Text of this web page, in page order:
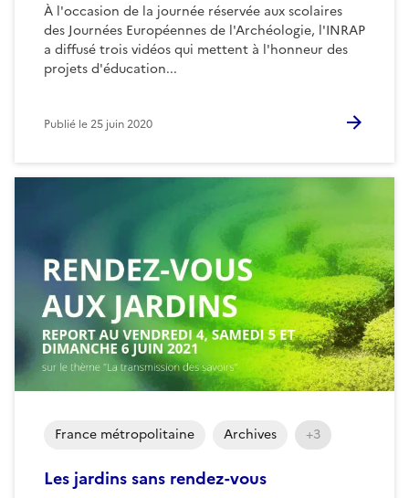
À l'occasion de la journée réservée aux scolaires
des Journées Européennes de l'Archéologie, l'INRAP
a diffusé trois vidéos qui mettent à l'honneur des
projets d'éducation...
Publié le25 juin 2020
Les jardins sans rendez-vous
France métropolitaine Archives +3